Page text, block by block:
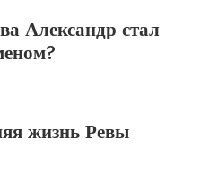
Александр стал
жизнь Ревы